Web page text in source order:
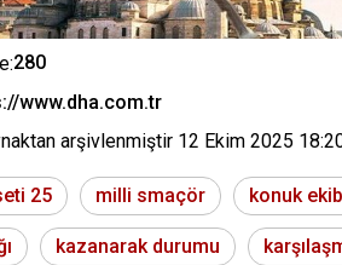
280
www.dha.com.tr
arşivlenmiştir 12 Ekim 2025
25 milli smaçör konuk
kazanarak durumu